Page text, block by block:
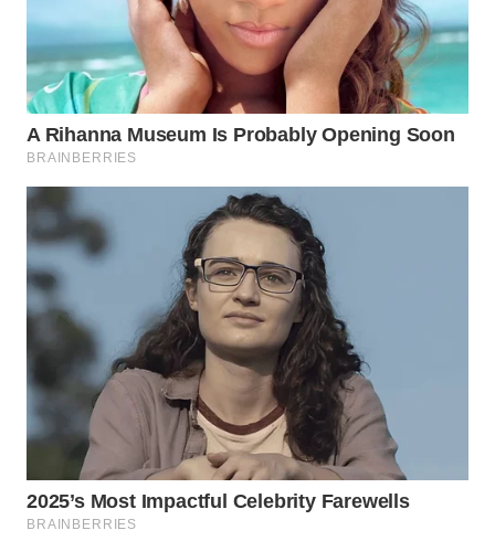
SULUT
WN
MALUKU
DAIRI
DANAU
TOBA
WN